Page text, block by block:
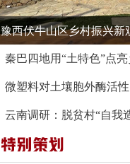
豫西伏牛山区乡村振兴新
秦巴四地用“土特色”点
微塑料对土壤胞外酶活
云南调研：脱贫村“自我